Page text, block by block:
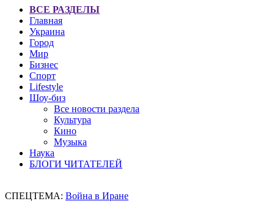
ВСЕ РАЗДЕЛЫ
Главная
Украина
Город
Мир
Бизнес
Спорт
Lifestyle
Шоу-биз
Все новости раздела
Культура
Кино
Музыка
Наука
БЛОГИ ЧИТАТЕЛЕЙ
СПЕЦТЕМА: Война в Иране